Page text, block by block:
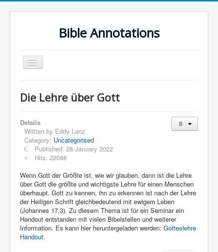
Bible Annotations
Toggle
Navigation
Urdu Geo Version
English
Urdu
Deutsch
Greek NT
Book Corner
Links
Linux and Open Source
Die Lehre über Gott
Details
Written by Eddy Lanz
Category: Uncategorised
Published: 28 January 2022
Hits: 22088
Wenn Gott der Größte ist, wie wir glauben, dann ist die Lehre
über Gott die größte und wichtigste Lehre für einen Menschen
überhaupt. Gott zu kennen, ihn zu erkennen ist nach der Lehre
der Heiligen Schrift gleichbedeutend mit ewigem Leben
(Johannes 17,3). Zu diesem Thema ist für ein Seminar ein
Handout entstanden mit vielen Bibelstellen und weiterer
Information. Es kann hier heruntergeladen werden: Gotteslehre
Handout.